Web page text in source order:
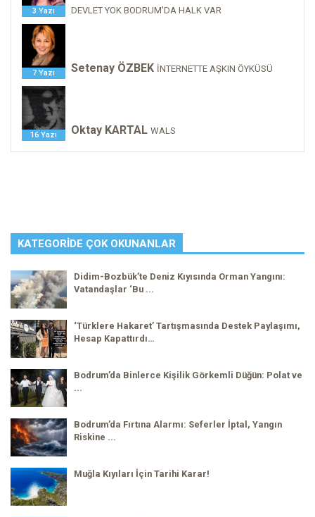
3 Yazı DEVLET YOK BODRUM'DA HALK VAR
7 Yazı Setenay ÖZBEK İNTERNETTE AŞKIN ÖYKÜSÜ
16 Yazı Oktay KARTAL WALS
KATEGORIDE ÇOK OKUNANLAR
Didim-Bozbük’te Deniz Kıyısında Orman Yangını:
Vatandaşlar ‘Bu ...
‘Türklere Hakaret’ Tartışmasında Destek Paylaşımı,
Hesap Kapattırdı…
Bodrum’da Binlerce Kişilik Görkemli Düğün: Polat ve
...
Bodrum’da Fırtına Alarmı: Seferler İptal, Yangın
Riskine ...
Muğla Kıyıları İçin Tarihi Karar!